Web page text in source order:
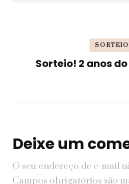
SORTEIO
Sorteio! 2 anos
Deixe um
O seu endereço de e-mail
Campos obrigatórios são